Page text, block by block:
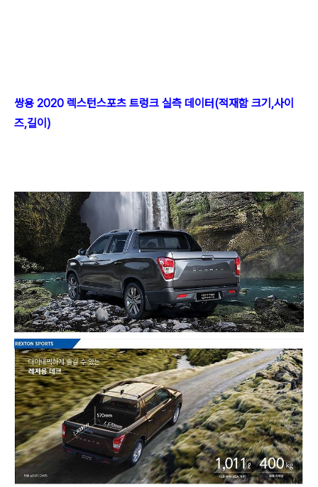
쌍용 2020 렉스턴스포츠 트렁크 실측 데이터(적재함 크기,사이
즈,길이)